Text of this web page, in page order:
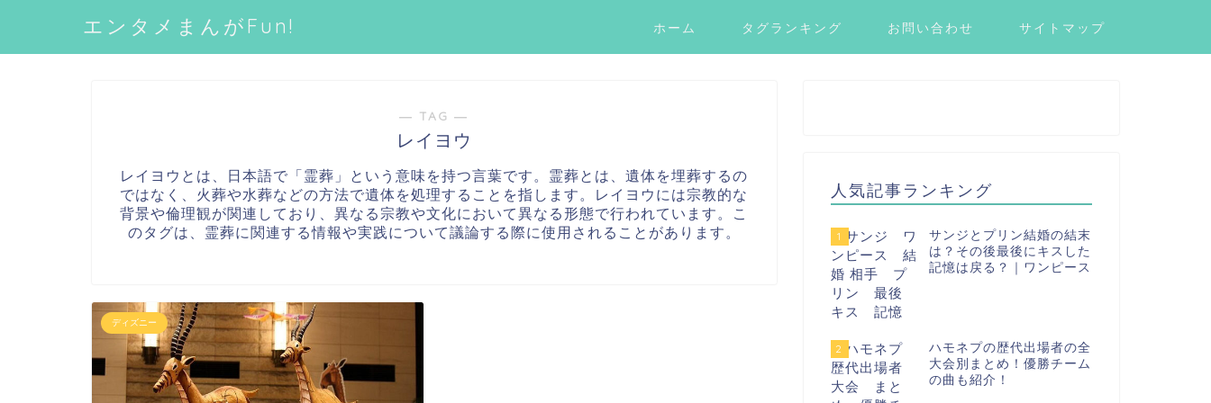
エンタメまんがFun! ホーム タグランキング お問い合わせ サイトマップ
― TAG ―
レイヨウ
レイヨウとは、日本語で「霊葬」という意味を持つ言葉です。霊葬とは、遺体を埋葬するの
ではなく、火葬や水葬などの方法で遺体を処理することを指します。レイヨウには宗教的な
背景や倫理観が関連しており、異なる宗教や文化において異なる形態で行われています。こ
のタグは、霊葬に関連する情報や実践について議論する際に使用されることがあります。
ディズニー
人気記事ランキング
1
サンジとプリン結婚の結末
は？その後最後にキスした
記憶は戻る？｜ワンピース
2
ハモネプの歴代出場者の全
大会別まとめ！優勝チーム
の曲も紹介！